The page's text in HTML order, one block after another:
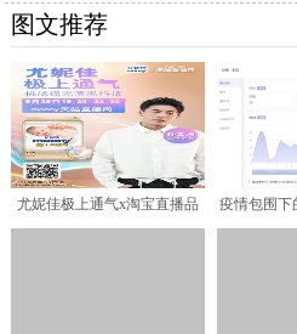
图文推荐
尤妮佳极上通气x淘宝直播品
疫情包围下